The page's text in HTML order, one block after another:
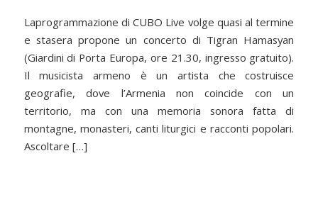
Laprogrammazione di CUBO Live volge quasi al termine
e stasera propone un concerto di Tigran Hamasyan
(Giardini di Porta Europa, ore 21.30, ingresso gratuito).
Il musicista armeno è un artista che costruisce
geografie, dove l’Armenia non coincide con un
territorio, ma con una memoria sonora fatta di
montagne, monasteri, canti liturgici e racconti popolari.
Ascoltare […]